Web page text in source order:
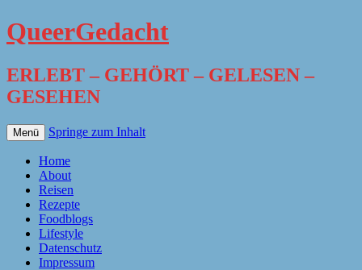
QueerGedacht
ERLEBT – GEHÖRT – GELESEN –
GESEHEN
Menü Springe zum Inhalt
Home
About
Reisen
Rezepte
Foodblogs
Lifestyle
Datenschutz
Impressum